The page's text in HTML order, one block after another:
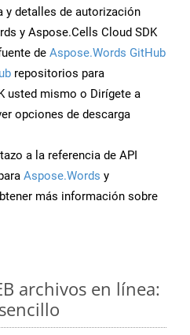
y detalles de autorización
y Aspose.Cells Cloud SDK
de Aspose.Words GitHub
repositorios para
usted mismo o Dirígete a
opciones de descarga
a la referencia de API
Aspose.Words y
más información sobre
archivos en línea: